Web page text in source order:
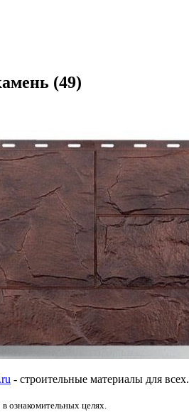
(49)
- строительные материалы для всех.
ознакомительных целях.